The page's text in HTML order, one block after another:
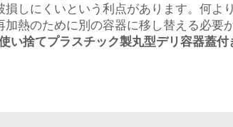
しにくいという利点があります。何よ
熱のために別の容器に移し替える必要
い捨てプラスチック製丸型デリ容器蓋付